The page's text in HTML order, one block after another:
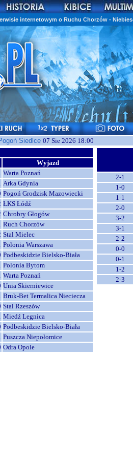
internetowym o Ruchu Chorzów -
Siedlce 07 Sie 2026 18:00
Wyjazd
Warta Poznań
Arka Gdynia
Pogoń Grodzisk Mazowiecki
ŁKS Łódź
Chrobry Głogów
Ruch Chorzów
Stal Mielec
Polonia Warszawa
Podbeskidzie Bielsko-Biała
Polonia Bytom
Warta Poznań
Unia Skierniewice
Bruk-Bet Termalica Nieciecza
Stal Rzeszów
Miedź Legnica
Podbeskidzie Bielsko-Biała
Puszcza Niepołomice
Odra Opole
2-1
1-0
1-1
2-0
3-2
3-1
2-2
0-0
0-1
1-2
2-3